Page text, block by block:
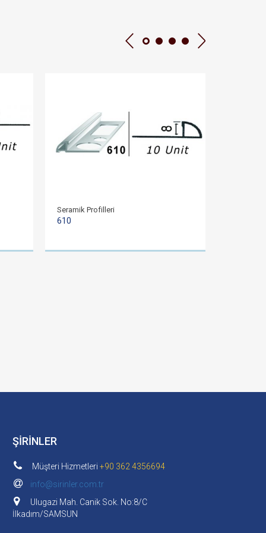
Seramik Profilleri
610
ŞİRİNLER
Müşteri Hizmetleri +90 362 4356694
info@sirinler.com.tr
Ulugazi Mah. Canik Sok. No:8/C
İlkadım/SAMSUN